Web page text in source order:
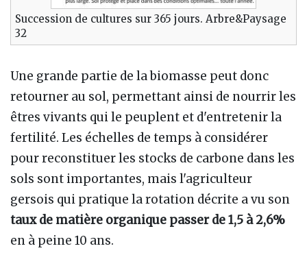
Succession de cultures sur 365 jours. Arbre&Paysage
32
Une grande partie de la biomasse peut donc
retourner au sol, permettant ainsi de nourrir les
êtres vivants qui le peuplent et d'entretenir la
fertilité. Les échelles de temps à considérer
pour reconstituer les stocks de carbone dans les
sols sont importantes, mais l'agriculteur
gersois qui pratique la rotation décrite a vu son
taux de matière organique passer de 1,5 à 2,6%
en à peine 10 ans.